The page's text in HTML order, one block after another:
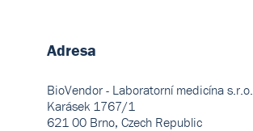
Adresa
BioVendor - Laboratorní medicína s.r.o.
Karásek 1767/1
621 00 Brno, Czech Republic